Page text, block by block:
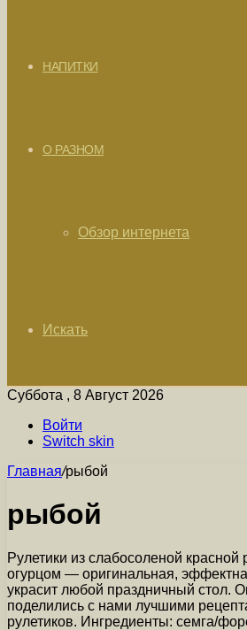
НАПИТКИ
О РАЗНОМ
Обзор интернета
Искать
Суббота , 8 Август 2026
Войти
Switch skin
Главная/рыбой
рыбой
Рулетики из слабосоленой
огурцом — оригинальная,
украсит любой праздничный стол.
поделились с нами лучшими
рулетиков. Ингредиенты: семга/